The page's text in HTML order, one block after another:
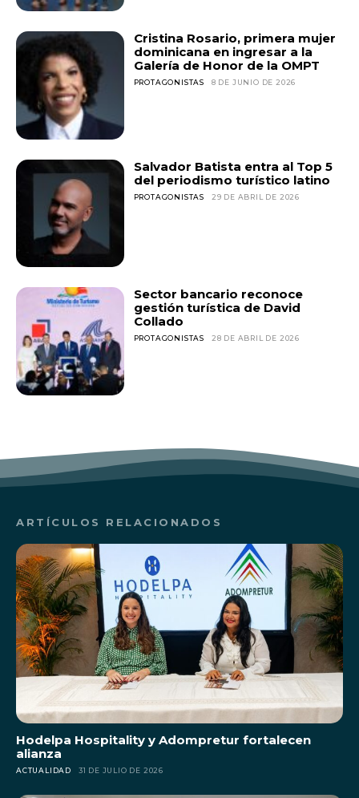
Cristina Rosario, primera mujer
dominicana en ingresar a la
Galería de Honor de la OMPT
PROTAGONISTAS 8 DE JUNIO DE 2026
Salvador Batista entra al Top 5
del periodismo turístico latino
PROTAGONISTAS 29 DE ABRIL DE 2026
Sector bancario reconoce
gestión turística de David
Collado
PROTAGONISTAS 28 DE ABRIL DE 2026
ARTÍCULOS RELACIONADOS
Hodelpa Hospitality y Adompretur fortalecen
alianza
ACTUALIDAD 31 DE JULIO DE 2026